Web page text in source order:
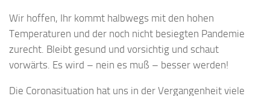
Wir hoffen, Ihr kommt halbwegs mit den hohen
Temperaturen und der noch nicht besiegten Pandemie
zurecht. Bleibt gesund und vorsichtig und schaut
vorwärts. Es wird – nein es muß – besser werden!
Die Coronasituation hat uns in der Vergangenheit viele